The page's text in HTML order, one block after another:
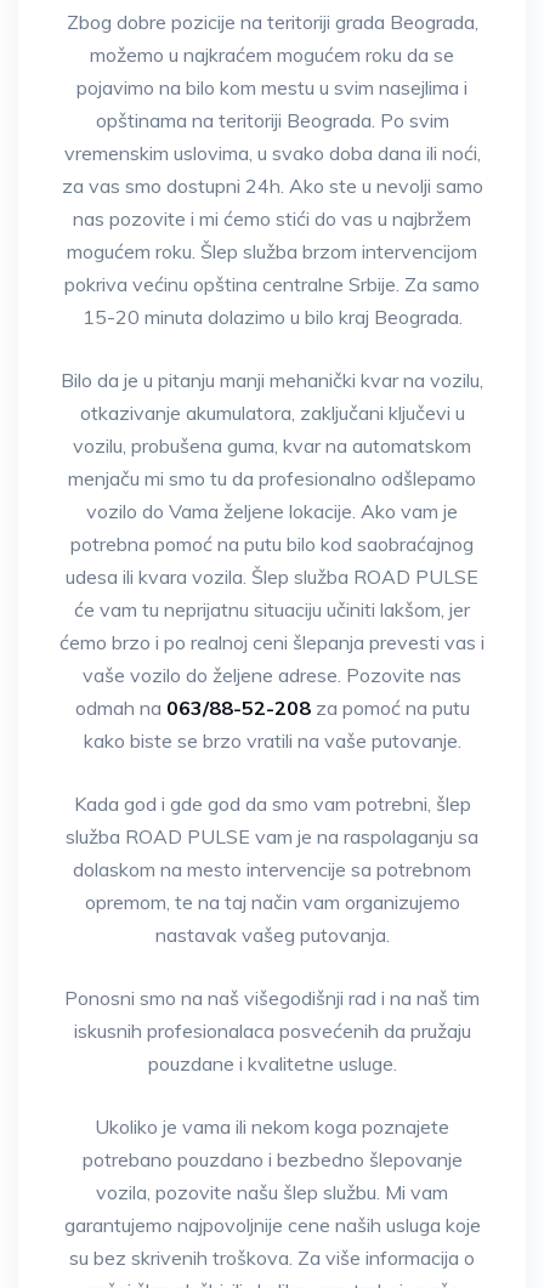
Zbog dobre pozicije na teritoriji grada Beograda,
možemo u najkraćem mogućem roku da se
pojavimo na bilo kom mestu u svim nasejlima i
opštinama na teritoriji Beograda. Po svim
vremenskim uslovima, u svako doba dana ili noći,
za vas smo dostupni 24h. Ako ste u nevolji samo
nas pozovite i mi ćemo stići do vas u najbržem
mogućem roku. Šlep služba brzom intervencijom
pokriva većinu opština centralne Srbije. Za samo
15-20 minuta dolazimo u bilo kraj Beograda.
Bilo da je u pitanju manji mehanički kvar na vozilu,
otkazivanje akumulatora, zaključani ključevi u
vozilu, probušena guma, kvar na automatskom
menjaču mi smo tu da profesionalno odšlepamo
vozilo do Vama željene lokacije. Ako vam je
potrebna pomoć na putu bilo kod saobraćajnog
udesa ili kvara vozila. Šlep služba ROAD PULSE
će vam tu neprijatnu situaciju učiniti lakšom, jer
ćemo brzo i po realnoj ceni šlepanja prevesti vas i
vaše vozilo do željene adrese. Pozovite nas
odmah na 063/88-52-208za pomoć na putu
kako biste se brzo vratili na vaše putovanje.
Kada god i gde god da smo vam potrebni, šlep
služba ROAD PULSE vam je na raspolaganju sa
dolaskom na mesto intervencije sa potrebnom
opremom, te na taj način vam organizujemo
nastavak vašeg putovanja.
Ponosni smo na naš višegodišnji rad i na naš tim
iskusnih profesionalaca posvećenih da pružaju
pouzdane i kvalitetne usluge.
Ukoliko je vama ili nekom koga poznajete
potrebano pouzdano i bezbedno šlepovanje
vozila, pozovite našu šlep službu. Mi vam
garantujemo najpovoljnije cene naših usluga koje
su bez skrivenih troškova. Za više informacija o